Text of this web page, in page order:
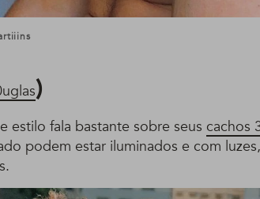
)
fala bastante sobre seus cachos
podem estar iluminados e com